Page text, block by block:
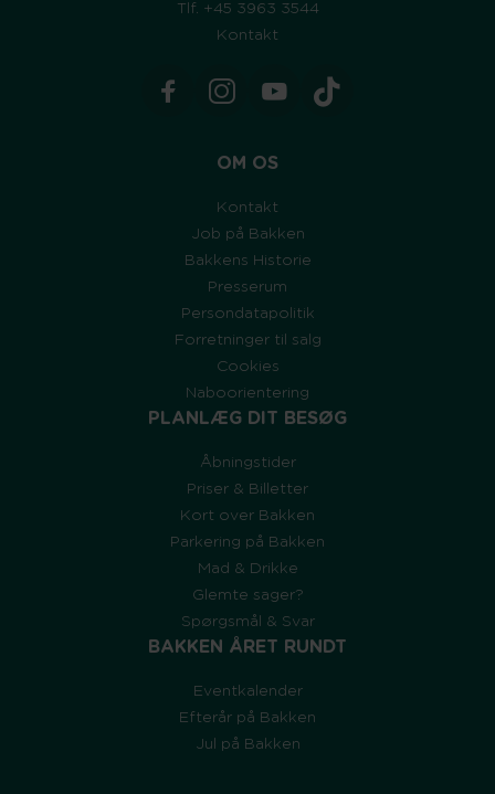
Tlf. +45 3963 3544
Kontakt
OM OS
Kontakt
Job på Bakken
Bakkens Historie
Presserum
Persondatapolitik
Forretninger til salg
Cookies
Naboorientering
PLANLÆG DIT BESØG
Åbningstider
Priser & Billetter
Kort over Bakken
Parkering på Bakken
Mad & Drikke
Glemte sager?
Spørgsmål & Svar
BAKKEN ÅRET RUNDT
Eventkalender
Efterår på Bakken
Jul på Bakken